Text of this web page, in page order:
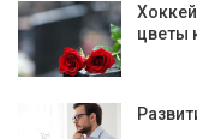
цветы